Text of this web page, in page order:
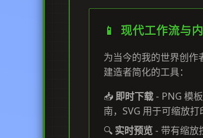
📱 现代工作流与
为当今的我的世界创作
建造者简化的工具：
📥 即时下载 - PNG 模
南，SVG 用于可缩放打
🔍 实时预览 - 带有缩放